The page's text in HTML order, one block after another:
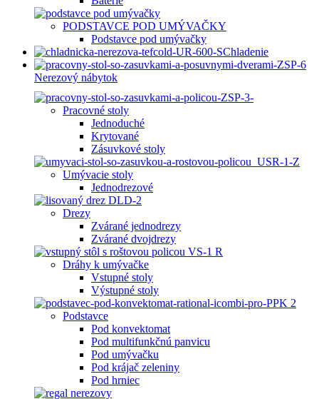
PODSTAVCE POD UMÝVAČKY
Podstavce pod umývačky
Chladenie
Nerezový nábytok
Pracovné stoly
Jednoduché
Krytované
Zásuvkové stoly
Umývacie stoly
Jednodrezové
Drezy
Zvárané jednodrezy
Zvárané dvojdrezy
Dráhy k umývačke
Vstupné stoly
Výstupné stoly
Podstavce
Pod konvektomat
Pod multifunkčnú panvicu
Pod umývačku
Pod krájač zeleniny
Pod hrniec